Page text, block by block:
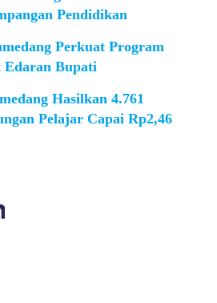
Pendidikan
Perkuat Program
Bupati
Hasilkan 4.761
Pelajar Capai Rp2,46